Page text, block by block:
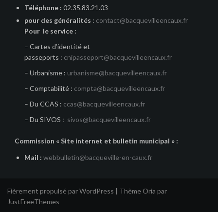
Téléphone : 02.35.83.21.03
pour des généralités : contact@bacquevilleencaux.fr
Pour le service :
– Cartes d’identité et
passeports : cnipasseport@bacquevilleencaux.fr
– Urbanisme : urbanisme@bacquevilleencaux.fr
– Comptabilité : compta@bacquevilleencaux.fr
– Du CCAS : ccas@bacquevilleencaux.fr
– Du SIVOS : sivos@bacquevilleencaux.fr
Commission « Site internet et bulletin municipal » :
Mail : webbulletin@bacqueville-en-caux.fr
Fièrement propulsé par WordPress | Thème Oria par
JustFreeThemes